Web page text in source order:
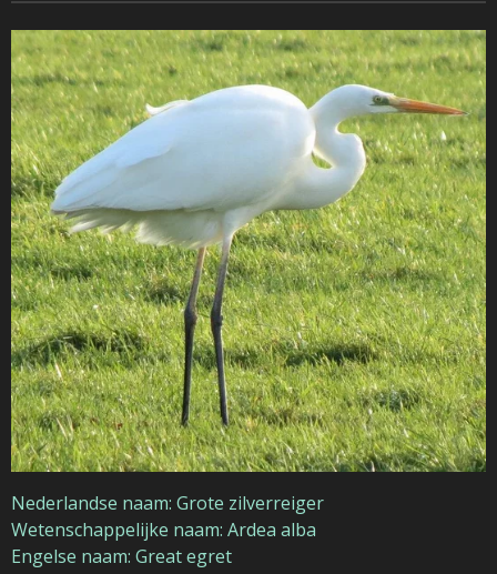
Nederlandse naam: Grote zilverreiger
Wetenschappelijke naam: Ardea alba
Engelse naam: Great egret